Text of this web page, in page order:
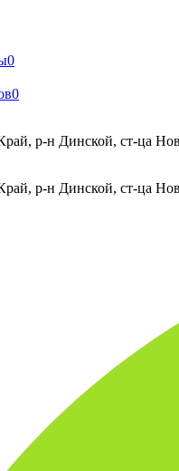
0
0
р-н Динской, ст-ца
р-н Динской, ст-ца